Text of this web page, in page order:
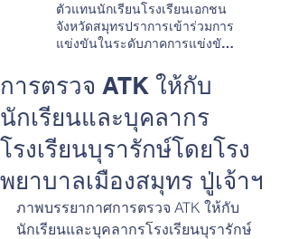
อังกฤษ
ตัวแทนนักเรียนโรงเรียนเอกชน
จังหวัดสมุทรปราการเข้าร่วมการ
แข่งขันในระดับภาคการแข่งขัน
ประดิษฐ์
การตรวจ ATK ให้กับ
นักเรียนและบุคลากร
โรงเรียนบุรารักษ์โดยโรง
พยาบาลเมืองสมุทร ปู่เจ้าฯ
ภาพบรรยากาศการตรวจ ATK ให้กับ
นักเรียนและบุคลากรโรงเรียนบุรารักษ์